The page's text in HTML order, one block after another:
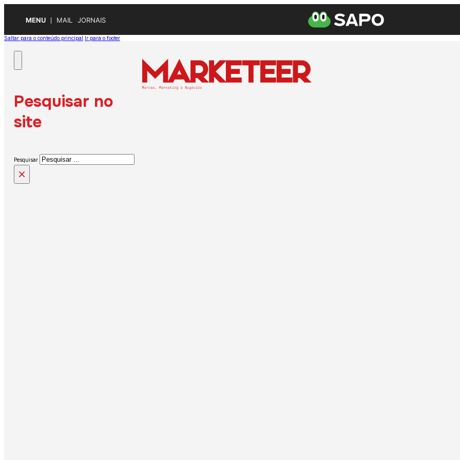
MENU MAIL JORNAIS
Saltar para o conteúdo principal Ir para o footer
Pesquisar no
site
Pesquisar
×